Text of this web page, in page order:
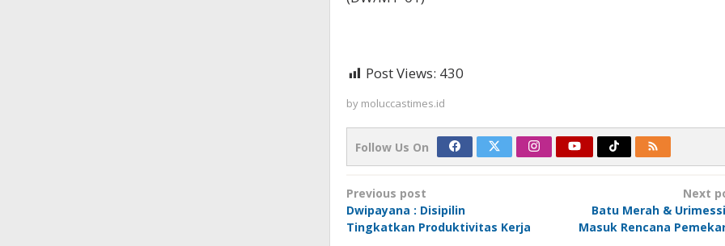
Post Views: 430
by moluccastimes.id
Follow Us On
Post
navigation
Previous post
Dwipayana : Disipilin
Tingkatkan Produktivitas Kerja
Next
Batu Merah &
Masuk Rencana